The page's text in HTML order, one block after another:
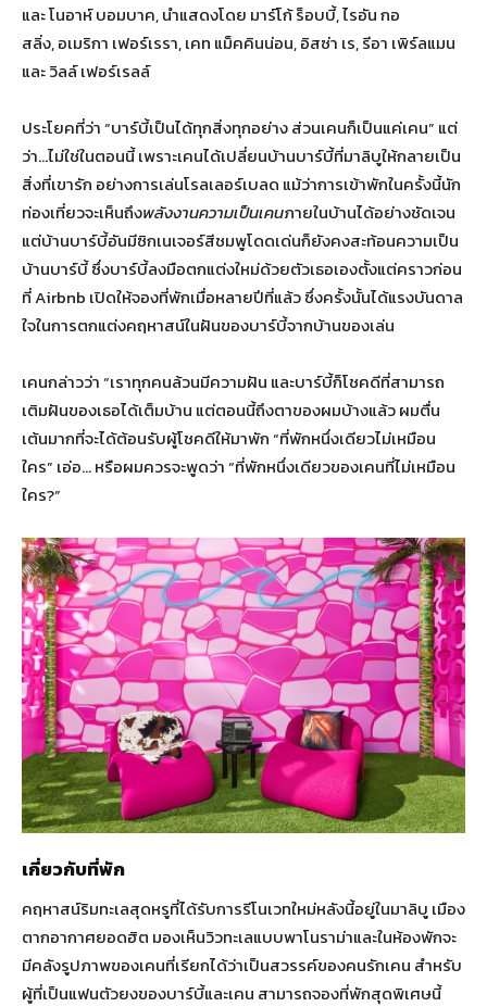
และ โนอาห์ บอมบาค, นำแสดงโดย มาร์โก้ ร็อบบี้, ไรอัน กอ
สลิ่ง, อเมริกา เฟอร์เรรา, เคท แม็คคินน่อน, อิสซ่า เร, รีอา เพิร์ลแมน
และ วิลล์ เฟอร์เรลล์
ประโยคที่ว่า “บาร์บี้เป็นได้ทุกสิ่งทุกอย่าง ส่วนเคนก็เป็นแค่เคน” แต่
ว่า…ไม่ใช่ในตอนนี้ เพราะเคนได้เปลี่ยนบ้านบาร์บี้ที่มาลิบูให้กลายเป็น
สิ่งที่เขารัก อย่างการเล่นโรลเลอร์เบลด แม้ว่าการเข้าพักในครั้งนี้นัก
ท่องเที่ยวจะเห็นถึงพลังงานความเป็นเคนภายในบ้านได้อย่างชัดเจน
แต่บ้านบาร์บี้อันมีซิกเนเจอร์สีชมพูโดดเด่นก็ยังคงสะท้อนความเป็น
บ้านบาร์บี้ ซึ่งบาร์บี้ลงมือตกแต่งใหม่ด้วยตัวเธอเองตั้งแต่คราวก่อน
ที่ Airbnb เปิดให้จองที่พักเมื่อหลายปีที่แล้ว ซึ่งครั้งนั้นได้แรงบันดาล
ใจในการตกแต่งคฤหาสน์ในฝันของบาร์บี้จากบ้านของเล่น
เคนกล่าวว่า “เราทุกคนล้วนมีความฝัน และบาร์บี้ก็โชคดีที่สามารถ
เติมฝันของเธอได้เต็มบ้าน แต่ตอนนี้ถึงตาของผมบ้างแล้ว ผมตื่น
เต้นมากที่จะได้ต้อนรับผู้โชคดีให้มาพัก “ที่พักหนึ่งเดียวไม่เหมือน
ใคร” เอ่อ… หรือผมควรจะพูดว่า “ที่พักหนึ่งเดียวของเคนที่ไม่เหมือน
ใคร?”
เกี่ยวกับที่พัก
คฤหาสน์ริมทะเลสุดหรูที่ได้รับการรีโนเวทใหม่หลังนี้อยู่ในมาลิบู เมือง
ตากอากาศยอดฮิต มองเห็นวิวทะเลแบบพาโนราม่าและในห้องพักจะ
มีคลังรูปภาพของเคนที่เรียกได้ว่าเป็นสวรรค์ของคนรักเคน สำหรับ
ผู้ที่เป็นแฟนตัวยงของบาร์บี้และเคน สามารถจองที่พักสุดพิเศษนี้